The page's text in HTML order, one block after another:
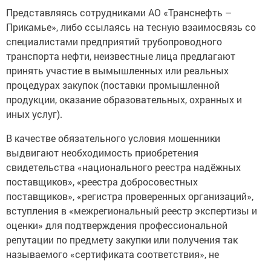
Представляясь сотрудниками АО «Транснефть –
Прикамье», либо ссылаясь на тесную взаимосвязь со
специалистами предприятий трубопроводного
транспорта нефти, неизвестные лица предлагают
принять участие в вымышленных или реальных
процедурах закупок (поставки промышленной
продукции, оказание образовательных, охранных и
иных услуг).
В качестве обязательного условия мошенники
выдвигают необходимость приобретения
свидетельства «национального реестра надёжных
поставщиков», «реестра добросовестных
поставщиков», «регистра проверенных организаций»,
вступления в «межрегиональный реестр экспертизы и
оценки» для подтверждения профессиональной
репутации по предмету закупки или получения так
называемого «сертификата соответствия», не